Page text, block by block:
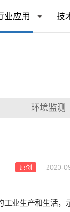
业应用 技
环境监测
原创 2020-
工业生产和生活